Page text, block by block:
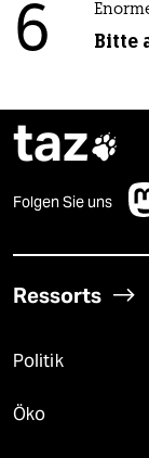
6 Bitte
taz
Folgen Sie uns
Ressorts
Politik
Öko